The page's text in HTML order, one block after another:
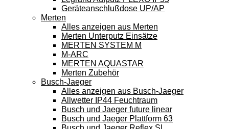
Geräteanschlußdose UP/AP
Merten
Alles anzeigen aus Merten
Merten Unterputz Einsätze
MERTEN SYSTEM M
M-ARC
MERTEN AQUASTAR
Merten Zubehör
Busch-Jaeger
Alles anzeigen aus Busch-Jaeger
Allwetter IP44 Feuchtraum
Busch und Jaeger future linear
Busch und Jaeger Plattform 63